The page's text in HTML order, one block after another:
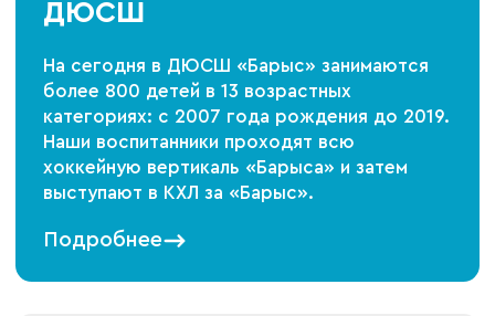
ДЮСШ
На сегодня в ДЮСШ «Барыс» занимаются
более 800 детей в 13 возрастных
категориях: с 2007 года рождения до 2019.
Наши воспитанники проходят всю
хоккейную вертикаль «Барыса» и затем
выступают в КХЛ за «Барыс».
Подробнее